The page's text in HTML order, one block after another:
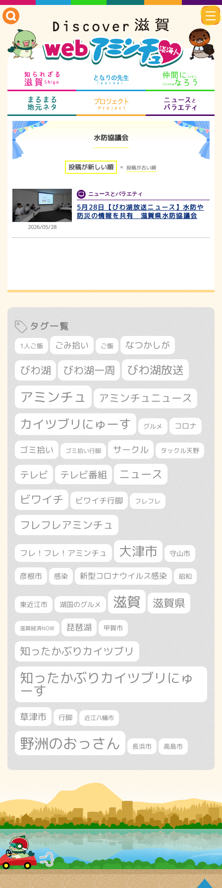
知られざる滋賀 となりの先生
まるまる地元ネタ プロジェクト
水防協議会
投稿が新しい順 投稿が古い順
2026/05/28
ニュースとバラエティ
5月28日【びわ湖放送ニュース】水防や
防災の情報を共有 滋賀県水防協議会
タグ一覧
1人ご飯 ごみ拾い ご飯 なつかしが
びわ湖 びわ湖一周 びわ湖放送
アミンチュ アミンチュニュース
カイツブリにゅーす グルメ コロナ
ゴミ拾い ゴミ拾い行脚 サークル タックル天野
テレビ テレビ番組 ニュース
ビワイチ ビワイチ行脚 フレフレ
フレフレアミンチュ
フレ！フレ！アミンチュ 大津市 守山市
彦根市 感染 新型コロナウイルス感染 昭和
東近江市 湖国のグルメ 滋賀 滋賀県
滋賀経済NOW 琵琶湖 甲賀市
知ったかぶりカイツブリ
知ったかぶりカイツブリにゅ
ーす
草津市 行脚 近江八幡市
野洲のおっさん 長浜市 高島市